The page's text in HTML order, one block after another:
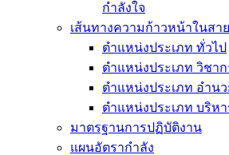
กำลังใจ
เส้นทางความก้าวหน้าในสา
ตำแหน่งประเภท ทั่วไป
ตำแหน่งประเภท วิชาก
ตำแหน่งประเภท อำน
ตำแหน่งประเภท บริห
มาตรฐานการปฏิบัติงาน
แผนอัตรากำลัง